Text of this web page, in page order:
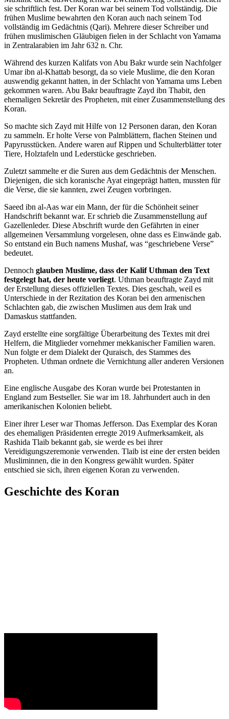
sie schriftlich fest. Der Koran war bei seinem Tod vollständig. Die
frühen Muslime bewahrten den Koran auch nach seinem Tod
vollständig im Gedächtnis (Qari). Mehrere dieser Schreiber und
frühen muslimischen Gläubigen fielen in der Schlacht von Yamama
in Zentralarabien im Jahr 632 n. Chr.
Während des kurzen Kalifats von Abu Bakr wurde sein Nachfolger
Umar ibn al-Khattab besorgt, da so viele Muslime, die den Koran
auswendig gekannt hatten, in der Schlacht von Yamama ums Leben
gekommen waren. Abu Bakr beauftragte Zayd ibn Thabit, den
ehemaligen Sekretär des Propheten, mit einer Zusammenstellung des
Koran.
So machte sich Zayd mit Hilfe von 12 Personen daran, den Koran
zu sammeln. Er holte Verse von Palmblättern, flachen Steinen und
Papyrusstücken. Andere waren auf Rippen und Schulterblätter toter
Tiere, Holztafeln und Lederstücke geschrieben.
Zuletzt sammelte er die Suren aus dem Gedächtnis der Menschen.
Diejenigen, die sich koranische Ayat eingeprägt hatten, mussten für
die Verse, die sie kannten, zwei Zeugen vorbringen.
Saeed ibn al-Aas war ein Mann, der für die Schönheit seiner
Handschrift bekannt war. Er schrieb die Zusammenstellung auf
Gazellenleder. Diese Abschrift wurde den Gefährten in einer
allgemeinen Versammlung vorgelesen, ohne dass es Einwände gab.
So entstand ein Buch namens Mushaf, was “geschriebene Verse”
bedeutet.
Dennoch glauben Muslime, dass der Kalif Uthman den Text
festgelegt hat, der heute vorliegt. Uthman beauftragte Zayd mit
der Erstellung dieses offiziellen Textes. Dies geschah, weil es
Unterschiede in der Rezitation des Koran bei den armenischen
Schlachten gab, die zwischen Muslimen aus dem Irak und
Damaskus stattfanden.
Zayd erstellte eine sorgfältige Überarbeitung des Textes mit drei
Helfern, die Mitglieder vornehmer mekkanischer Familien waren.
Nun folgte er dem Dialekt der Quraisch, des Stammes des
Propheten. Uthman ordnete die Vernichtung aller anderen Versionen
an.
Eine englische Ausgabe des Koran wurde bei Protestanten in
England zum Bestseller. Sie war im 18. Jahrhundert auch in den
amerikanischen Kolonien beliebt.
Einer ihrer Leser war Thomas Jefferson. Das Exemplar des Koran
des ehemaligen Präsidenten erregte 2019 Aufmerksamkeit, als
Rashida Tlaib bekannt gab, sie werde es bei ihrer
Vereidigungszeremonie verwenden. Tlaib ist eine der ersten beiden
Musliminnen, die in den Kongress gewählt wurden. Später
entschied sie sich, ihren eigenen Koran zu verwenden.
Geschichte des Koran